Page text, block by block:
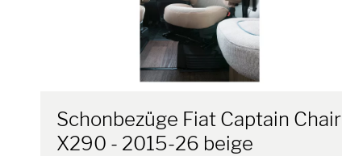
Schonbezüge Fiat Captain Chair
X290 - 2015-26 beige